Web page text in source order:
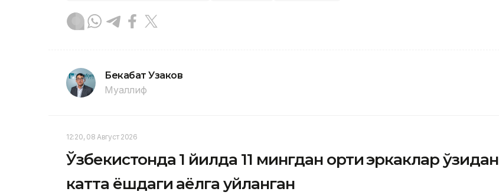
Бекабат Узаков
Муаллиф
12:20, 08 Август 2026
Ўзбекистонда 1 йилда 11 мингдан ортиқ эркаклар ўзидан
катта ёшдаги аёлга уйланган